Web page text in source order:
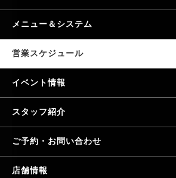
メニュー＆システム
営業スケジュール
イベント情報
スタッフ紹介
ご予約・お問い合わせ
店舗情報